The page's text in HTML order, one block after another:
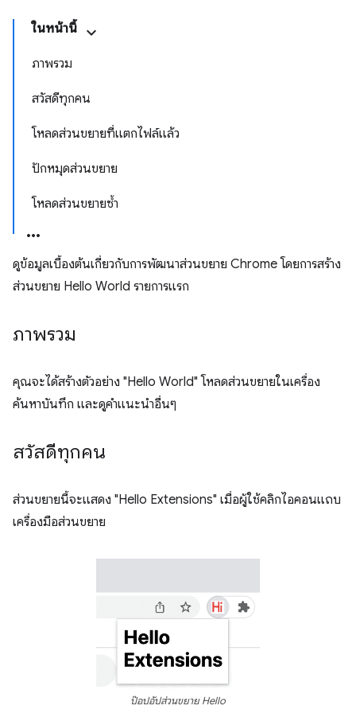
ในหน้านี้
ภาพรวม
สวัสดีทุกคน
โหลดส่วนขยายที่แตกไฟล์แล้ว
ปักหมุดส่วนขยาย
โหลดส่วนขยายซ้ำ
ดูข้อมูลเบื้องต้นเกี่ยวกับการพัฒนาส่วนขยาย Chrome โดยการสร้าง
ส่วนขยาย Hello World รายการแรก
ภาพรวม
คุณจะได้สร้างตัวอย่าง "Hello World" โหลดส่วนขยายในเครื่อง
ค้นหาบันทึก และดูคําแนะนําอื่นๆ
สวัสดีทุกคน
ส่วนขยายนี้จะแสดง "Hello Extensions" เมื่อผู้ใช้คลิกไอคอนแถบ
เครื่องมือส่วนขยาย
ป๊อปอัปส่วนขยาย Hello